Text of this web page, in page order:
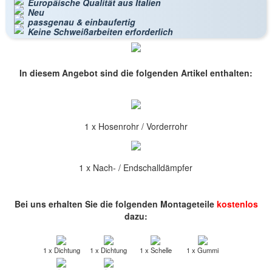
Europäische Qualität aus Italien
Neu
passgenau & einbaufertig
Keine Schweißarbeiten erforderlich
In diesem Angebot sind die folgenden Artikel enthalten:
1 x Hosenrohr / Vorderrohr
1 x Nach- / Endschalldämpfer
Bei uns erhalten Sie die folgenden Montageteile kostenlos
dazu:
1 x Dichtung 1 x Dichtung 1 x Schelle 1 x Gummi